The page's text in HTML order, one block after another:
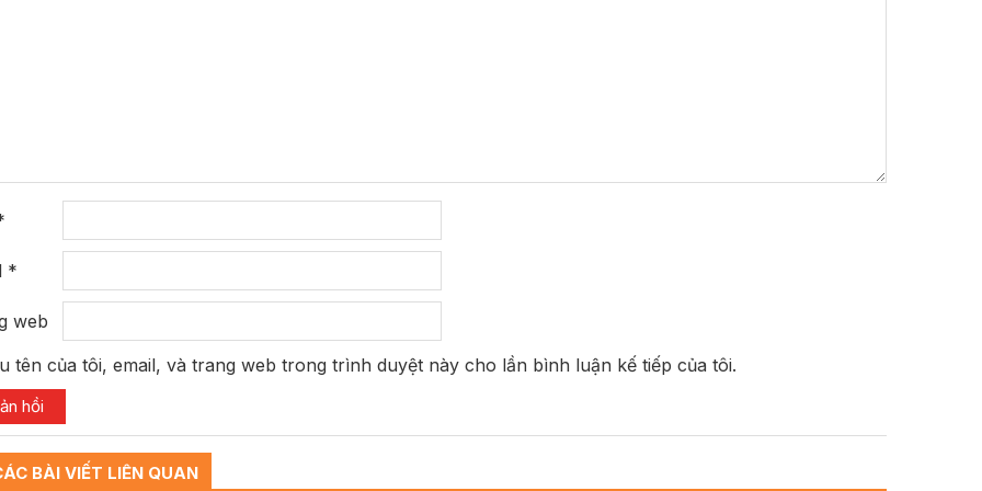
*
web
tên của tôi, email, và trang web trong trình duyệt này cho lần bình luận kế tiếp của tôi.
BÀI VIẾT LIÊN QUAN